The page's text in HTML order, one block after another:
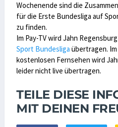
Wochenende sind die
für die Erste Bundesliga auf
zu finden.
Im Pay-TV wird Jahn
Sport Bundesliga übertragen.
kostenlosen Fernsehen wird
leider nicht live übertragen.
TEILE DIESE
MIT DEINEN